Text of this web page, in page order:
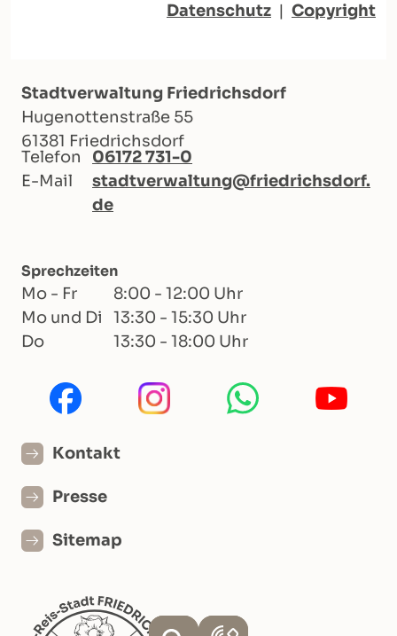
Datenschutz | Copyright
Stadtverwaltung Friedrichsdorf
Hugenottenstraße 55
61381 Friedrichsdorf
Telefon
06172 731-0
E-Mail
stadtverwaltung@friedrichsdorf.
de
Sprechzeiten
Mo - Fr
8:00 - 12:00 Uhr
Mo und Di
13:30 - 15:30 Uhr
Do
13:30 - 18:00 Uhr
Kontakt
Presse
Sitemap